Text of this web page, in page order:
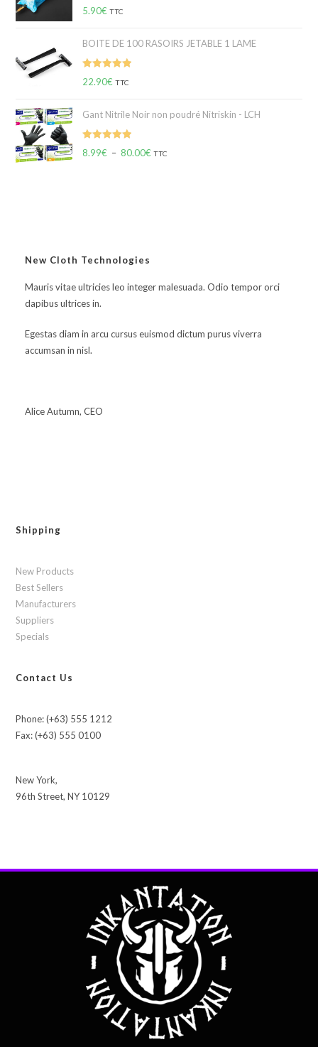
Note5.00
5.90€ TTC
BOITE DE 100 RASOIRS JETABLE 1 LAME
Note5.00
22.90€ TTC
Gant Nitrile Noir non poudré Nitriskin - LCH
Note5.00
8.99€ – 80.00€ TTC
New Cloth Technologies
Mauris vitae ultricies leo integer malesuada. Odio tempor orci
dapibus ultrices in.
Egestas diam in arcu cursus euismod dictum purus viverra
accumsan in nisl.
Alice Autumn, CEO
Shipping
New Products
Best Sellers
Manufacturers
Suppliers
Specials
Contact Us
Phone: (+63) 555 1212
Fax: (+63) 555 0100
New York,
96th Street, NY 10129